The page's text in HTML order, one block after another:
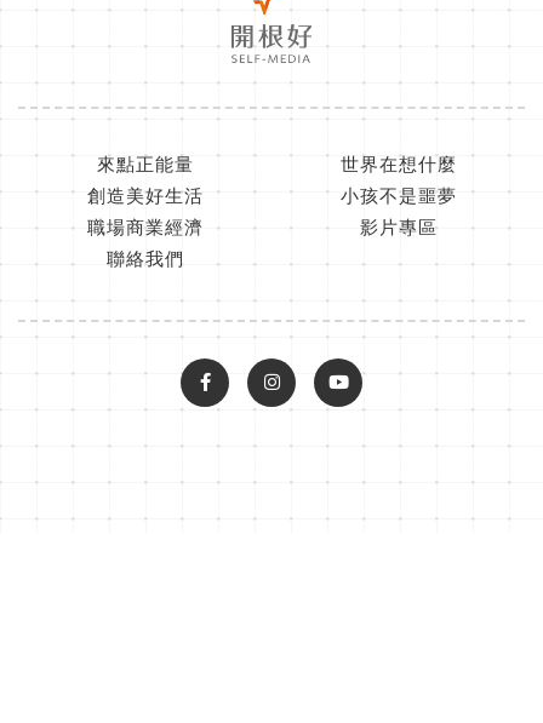
來點正能量
世界在想什麼
創造美好生活
小孩不是噩夢
職場商業經濟
影片專區
聯絡我們